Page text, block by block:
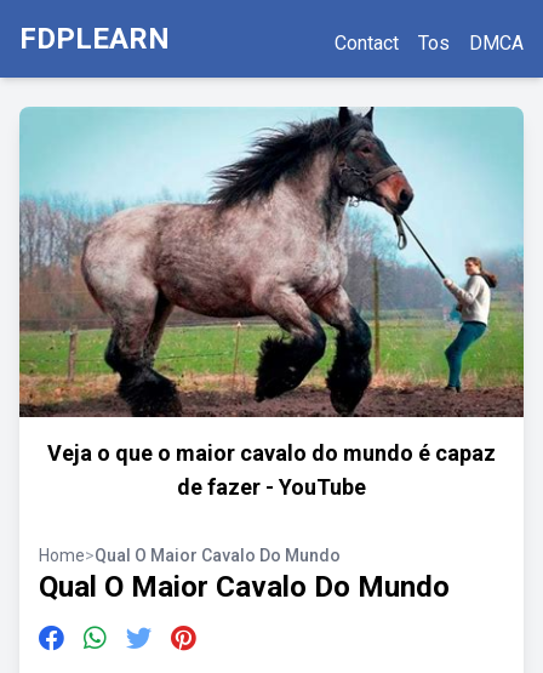
FDPLEARN Contact Tos DMCA
Veja o que o maior cavalo do mundo é capaz
de fazer - YouTube
Home>Qual O Maior Cavalo Do Mundo
Qual O Maior Cavalo Do Mundo